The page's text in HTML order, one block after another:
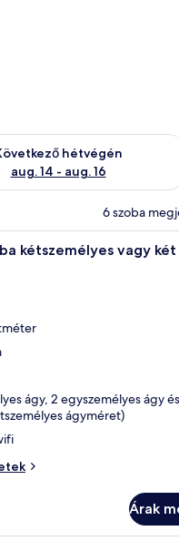
aug. 7 - aug. 9
hétvégén
aug. 14 - aug. 16
hétvégi rendelkezésre
6 szoba
| Prémium ágynemű,
Egy terrakotta
kétszemélyes vagy
ágy, 2 egyszemélyes ágy
ágyméret)
Árak